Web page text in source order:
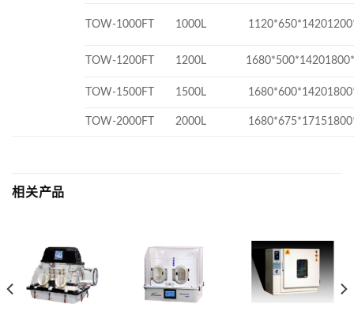
TOW-1000FT 1000L
TOW-1200FT 1200L
TOW-1500FT 1500L
TOW-2000FT 2000L
相关产品